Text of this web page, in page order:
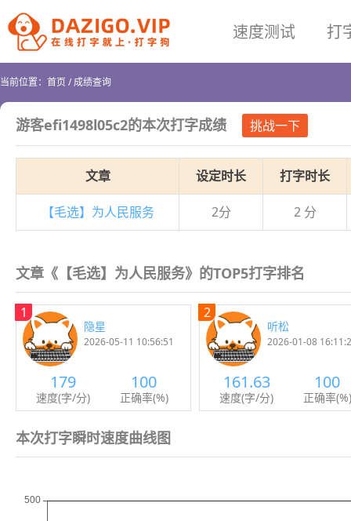
速度测试 打
当前位置： 首页/成绩查询
游客efi1498l05c2的本次打字成绩 挑战一下
文章 设定时长 打字时长
【毛选】为人民服务 2分 2 分
文章《【毛选】为人民服务》的TOP5打字排名
1
隐星
2026-05-11 10:56:51
179
速度(字/分)
100
正确率(%)
2
听松
2026-01-08
161.63
速度(字/分)
100
正确率(%)
本次打字瞬时速度曲线图